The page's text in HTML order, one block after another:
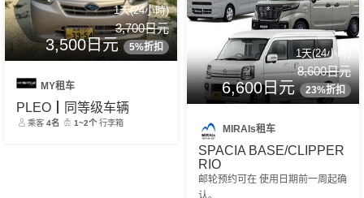
1天(24小時)
3,700日元
3,500日元 5%折扣
MY租车
PLEO┃同等级车辆
乘客4名 1~2个行李箱
1天(24小時)
8,600日元
6,600日元 23%折扣
MIRAIs租车
SPACIA BASE/CLIPPER
RIO
邮轮预约可在 使用日期前一周起确